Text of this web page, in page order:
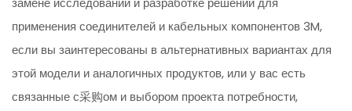
применения соединителей и кабельных компонентов 3M,
если вы заинтересованы в альтернативных вариантах для
этой модели и аналогичных продуктов, или у вас есть
связанные с采购ом и выбором проекта потребности,